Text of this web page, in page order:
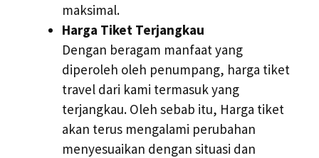
maksimal.
Harga Tiket Terjangkau
Dengan beragam manfaat yang
diperoleh oleh penumpang, harga tiket
travel dari kami termasuk yang
terjangkau. Oleh sebab itu, Harga tiket
akan terus mengalami perubahan
menyesuaikan dengan situasi dan